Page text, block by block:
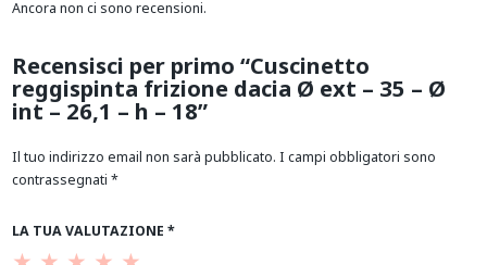
Ancora non ci sono recensioni.
Recensisci per primo “Cuscinetto
reggispinta frizione dacia Ø ext – 35 – Ø
int – 26,1 – h – 18”
Il tuo indirizzo email non sarà pubblicato. I campi obbligatori sono
contrassegnati *
LA TUA VALUTAZIONE *